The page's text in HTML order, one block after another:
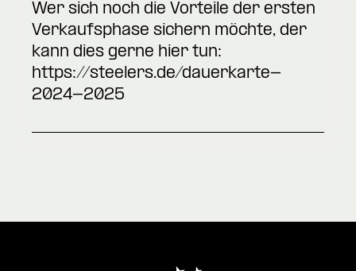
Wer sich noch die Vorteile der ersten
Verkaufsphase sichern möchte, der
kann dies gerne hier tun:
https://steelers.de/dauerkarte-
2024-2025